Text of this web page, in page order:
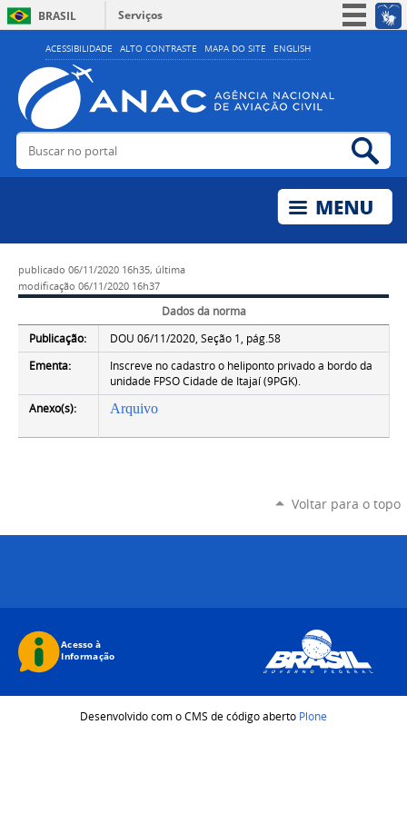
ACESSIBILIDADE ALTO CONTRASTE MAPA DO SITE ENGLISH
BRASIL
Serviços
Simplifique!
Acesso à informação
Legislação
Buscar no portal
publicado 06/11/2020 16h35, última
modificação 06/11/2020 16h37
Dados da norma
Publicação:
DOU 06/11/2020, Seção 1, pág.58
Ementa:
Inscreve no cadastro o heliponto privado a bordo da
unidade FPSO Cidade de Itajaí (9PGK).
Anexo(s):
Arquivo
Voltar para o topo
Desenvolvido com o CMS de código aberto Plone